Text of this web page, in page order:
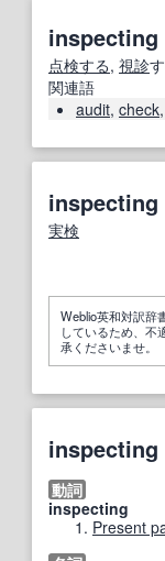
inspecting
点検する, 視診
関連語
audit, check,
inspecting
実検
Weblio英和対訳辞
しているため、不
承くださいませ。
inspecting
動詞
inspecting
Present